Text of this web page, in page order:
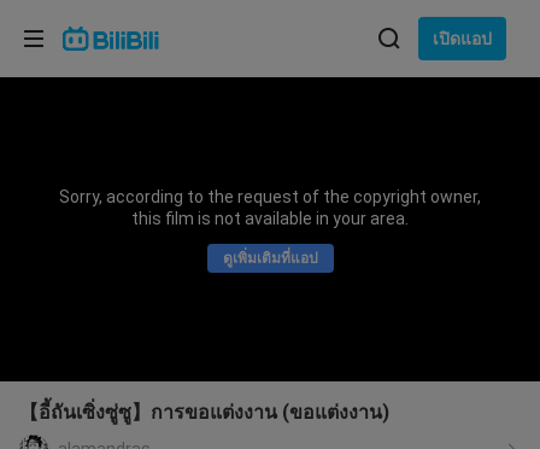
เปิดแอป
Sorry, according to the request of the copyright owner,
this film is not available in your area.
ดูเพิ่มเติมที่แอป
【อี้ถันเซิ่งซู่ซู】การขอแต่งงาน (ขอแต่งงาน)
เลือกภาษา